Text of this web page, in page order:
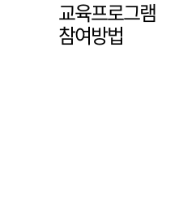
교육프로그램
참여방법